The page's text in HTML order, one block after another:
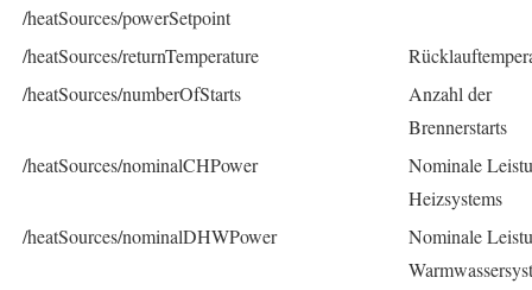
/heatSources/powerSetpoint
/heatSources/returnTemperature
/heatSources/numberOfStarts
Anzahl der
Brennerstarts
/heatSources/nominalCHPower
Nominale
Heizsystems
/heatSources/nominalDHWPower
Nominale